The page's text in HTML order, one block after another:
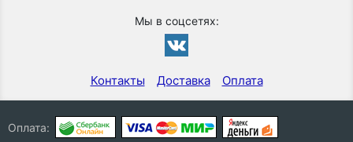
Мы в соцсетях:
Контакты Доставка Оплата
Оплата: